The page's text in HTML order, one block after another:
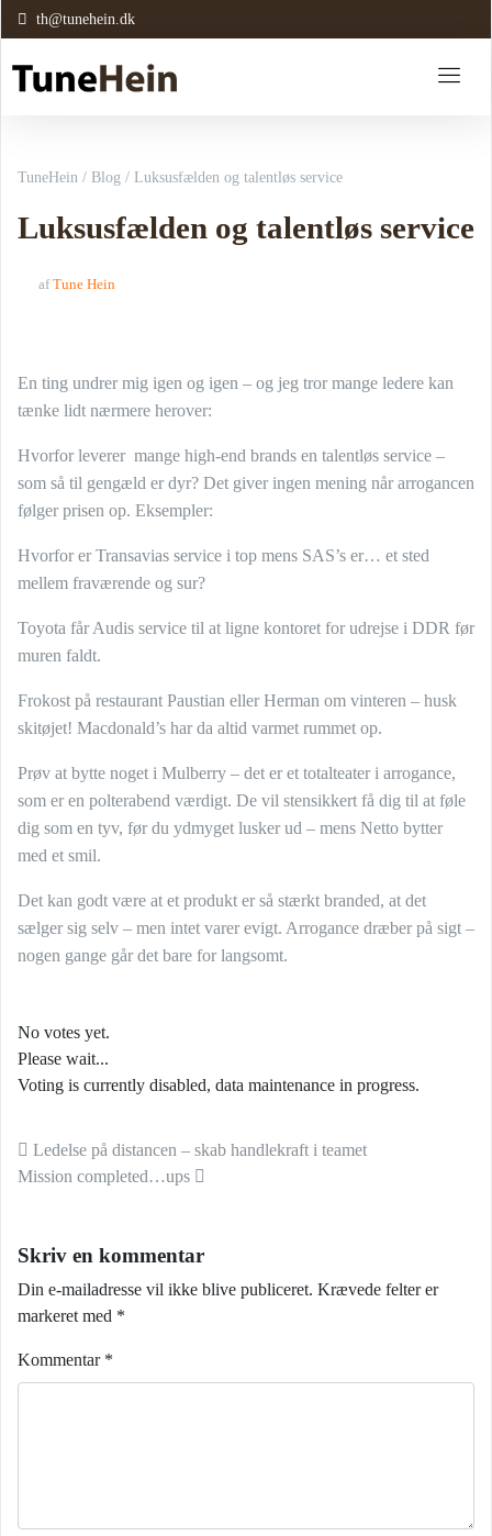
th@tunehein.dk
TuneHein / Blog / Luksusfælden og talentløs service
Luksusfælden og talentløs service
af Tune Hein
En ting undrer mig igen og igen – og jeg tror mange ledere kan
tænke lidt nærmere herover:
Hvorfor leverer mange high-end brands en talentløs service –
som så til gengæld er dyr? Det giver ingen mening når arrogancen
følger prisen op. Eksempler:
Hvorfor er Transavias service i top mens SAS’s er… et sted
mellem fraværende og sur?
Toyota får Audis service til at ligne kontoret for udrejse i DDR før
muren faldt.
Frokost på restaurant Paustian eller Herman om vinteren – husk
skitøjet! Macdonald’s har da altid varmet rummet op.
Prøv at bytte noget i Mulberry – det er et totalteater i arrogance,
som er en polterabend værdigt. De vil stensikkert få dig til at føle
dig som en tyv, før du ydmyget lusker ud – mens Netto bytter
med et smil.
Det kan godt være at et produkt er så stærkt branded, at det
sælger sig selv – men intet varer evigt. Arrogance dræber på sigt –
nogen gange går det bare for langsomt.
No votes yet.
Please wait...
Voting is currently disabled, data maintenance in progress.
Indlæg navigation
Ledelse på distancen – skab handlekraft i teamet
Mission completed…ups
Skriv en kommentar
Din e-mailadresse vil ikke blive publiceret. Krævede felter er
markeret med *
Kommentar *